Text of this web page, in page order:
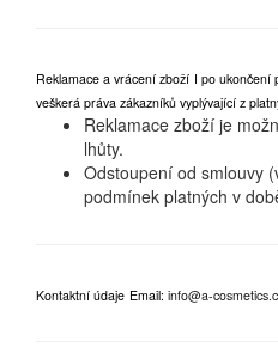
Reklamace a vrácení zboží I po ukončení
veškerá práva zákazníků vyplývající z
Reklamace zboží je
lhůty.
Odstoupení od smlouvy
podmínek platných v
Kontaktní údaje Email: info@a-